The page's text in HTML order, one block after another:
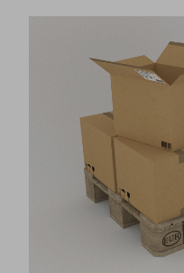
una segunda vida al